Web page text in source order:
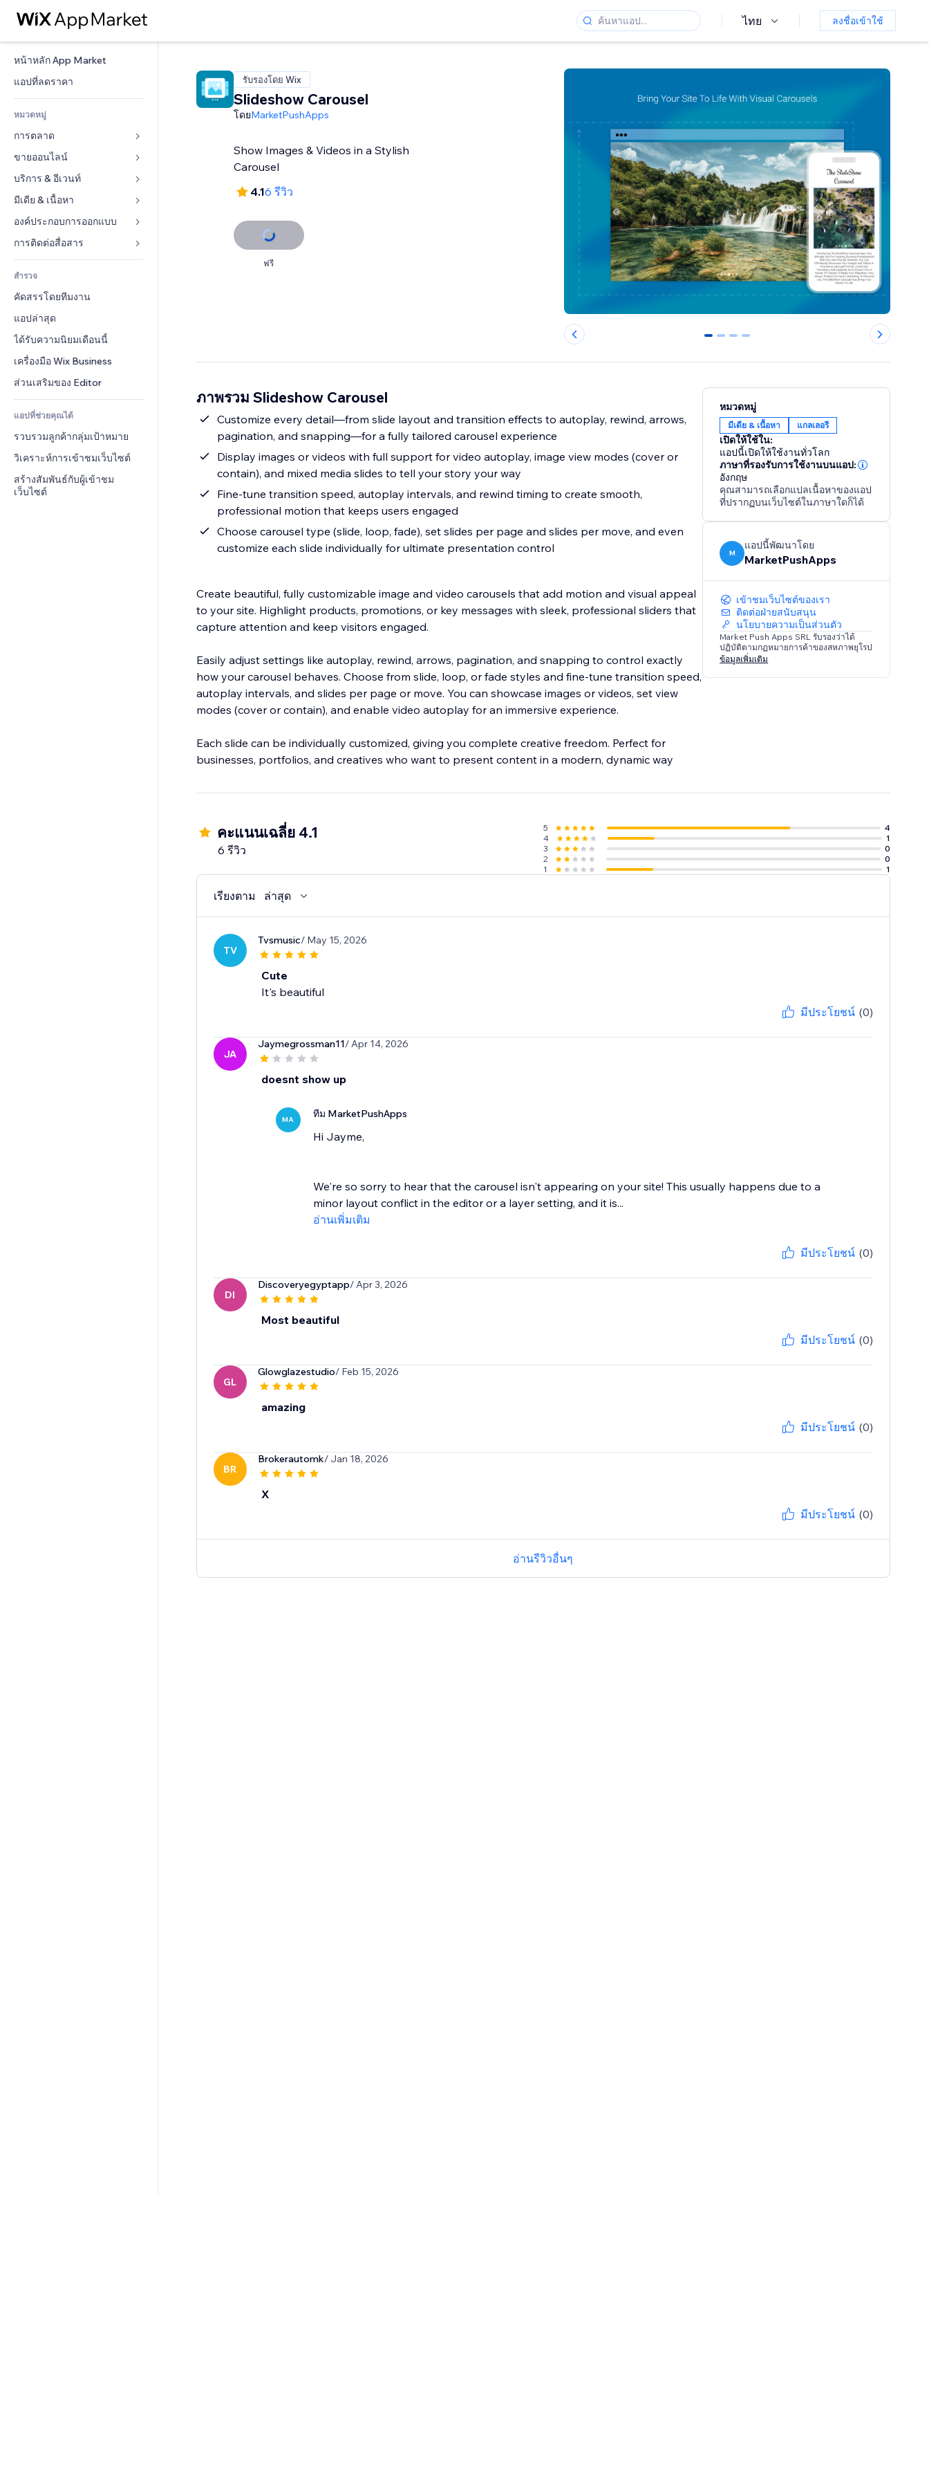
ไทย ลงชื่อเข้าใช้
หน้าหลัก App Market
แอปที่ลดราคา
หมวดหมู่
การตลาด
โฆษณา
โทรศัพท์มือถือ
บทวิเคราะห์
โซเชียล
ทำอันดับเว็บไซต์
อีเมล
ขายออนไลน์
แอปสำหรับร้านค้า
การจัดส่ง & ส่งมอบสินค้า
ปุ่มการจำหน่าย
คอร์สออนไลน์
บัญชี
คูปอง & ความภักดีในแบรนด์
โซลูชันคลังสินค้า
การดรอปชิป
(Crowdfunding)
อาหาร & เครื่องดื่ม
บริการ & อีเวนท์
โรงแรม
อีเวนท์
ร้านอาหาร
อสังหาริมทรัพย์
การจอง
มีเดีย & เนื้อหา
แกลเลอรี
เพลง
พอดแคสต์
การถ่ายภาพ
วิดีโอ
PDF
การแชร์ไฟล์
ข่าว
องค์ประกอบการออกแบบ
แผนที่  & การนำทาง
ส่วนบุคคล & ความปลอดภัย
นาฬิกา
เทมเพลตเพจ
เอฟเฟกต์รูปภาพ
ปุ่ม & เมนู
แบนเนอร์ & สัญลักษณ์
เครื่องคำนวน
ค้นหา
อากาศ
แผนภูมิ & ตาราง
แบบฟอร์ม
แบบสำรวจ
แชต
หมายเหตุ
โทรศัพท์
ชุมชน
รีวิว & การรับรอง
CRM
สำรวจ
คัดสรรโดยทีมงาน
แอปล่าสุด
ได้รับความนิยมเดือนนี้
เครื่องมือ Wix Business
ส่วนเสริมของ Editor
แอปที่ช่วยคุณได้
รวบรวมลูกค้ากลุ่มเป้าหมาย
วิเคราะห์การเข้าชมเว็บไซต์
สร้างสัมพันธ์กับผู้เข้าชม
เว็บไซต์
รับรองโดย Wix
Slideshow Carousel
โดยMarketPushApps
Show Images & Videos in a Stylish
Carousel
4.16 รีวิว
ฟรี
0 1 2 3
ภาพรวม Slideshow Carousel
Customize every detail—from slide layout and transition effects to autoplay, rewind, arrows,
pagination, and snapping—for a fully tailored carousel experience
Display images or videos with full support for video autoplay, image view modes (cover or
contain), and mixed media slides to tell your story your way
Fine-tune transition speed, autoplay intervals, and rewind timing to create smooth,
professional motion that keeps users engaged
Choose carousel type (slide, loop, fade), set slides per page and slides per move, and even
customize each slide individually for ultimate presentation control
Create beautiful, fully customizable image and video carousels that add motion and visual appeal
to your site. Highlight products, promotions, or key messages with sleek, professional sliders that
capture attention and keep visitors engaged.
Easily adjust settings like autoplay, rewind, arrows, pagination, and snapping to control exactly
how your carousel behaves. Choose from slide, loop, or fade styles and fine-tune transition speed,
autoplay intervals, and slides per page or move. You can showcase images or videos, set view
modes (cover or contain), and enable video autoplay for an immersive experience.
Each slide can be individually customized, giving you complete creative freedom. Perfect for
businesses, portfolios, and creatives who want to present content in a modern, dynamic way
หมวดหมู่
มีเดีย & เนื้อหา แกลเลอรี
เปิดให้ใช้ใน:
แอปนี้เปิดให้ใช้งานทั่วโลก
ภาษาที่รองรับการใช้งานบนแอป:
อังกฤษ
คุณสามารถเลือกแปลเนื้อหาของแอป
ที่ปรากฏบนเว็บไซต์ในภาษาใดก็ได้
M
แอปนี้พัฒนาโดย
MarketPushApps
เข้าชมเว็บไซต์ของเรา
ติดต่อฝ่ายสนับสนุน
นโยบายความเป็นส่วนตัว
Market Push Apps SRL รับรองว่าได้
ปฏิบัติตามกฏหมายการค้าของสหภาพยุโรป
ข้อมูลเพิ่มเติม
คะแนนเฉลี่ย 4.1
6 รีวิว
5
4
4
1
3
0
2
0
1
1
เรียงตาม ล่าสุด
TV
Tvsmusic/ May 15, 2026
Cute
It's beautiful
มีประโยชน์ (0)
JA
Jaymegrossman11/ Apr 14, 2026
doesnt show up
MA ทีม MarketPushApps
Hi Jayme,
We're so sorry to hear that the carousel isn't appearing on your site! This usually happens due to a
minor layout conflict in the editor or a layer setting, and it is...
อ่านเพิ่มเติม
มีประโยชน์ (0)
DI
Discoveryegyptapp/ Apr 3, 2026
Most beautiful
มีประโยชน์ (0)
GL
Glowglazestudio/ Feb 15, 2026
amazing
มีประโยชน์ (0)
BR
Brokerautomk/ Jan 18, 2026
X
มีประโยชน์ (0)
อ่านรีวิวอื่นๆ